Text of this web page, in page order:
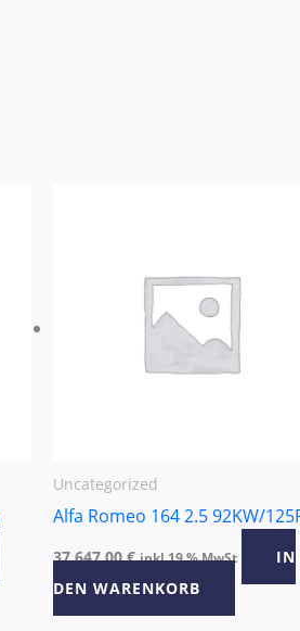
Uncategorized
Alfa Romeo 164 2.5 92KW/
37.647,00€ inkl 19 % MwSt
IN
DEN WARENKORB